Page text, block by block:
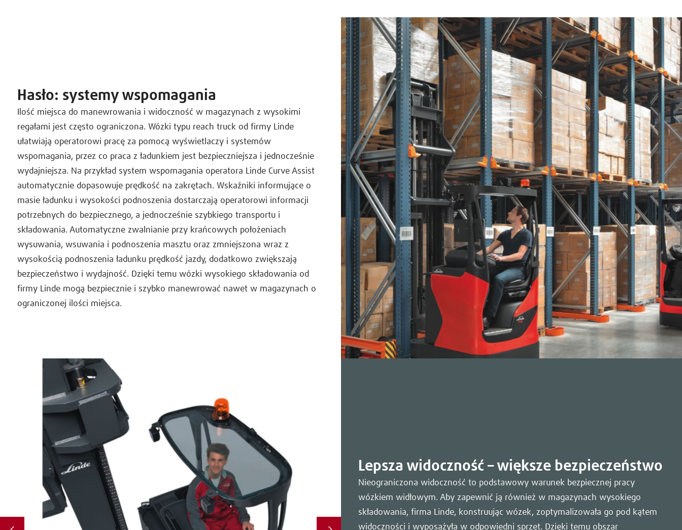
Hasło: systemy wspomagania
Ilość miejsca do manewrowania i widoczność w magazynach z wysokimi
regałami jest często ograniczona. Wózki typu reach truck od firmy Linde
ułatwiają operatorowi pracę za pomocą wyświetlaczy i systemów
wspomagania, przez co praca z ładunkiem jest bezpieczniejsza i jednocześnie
wydajniejsza. Na przykład system wspomagania operatora Linde Curve Assist
automatycznie dopasowuje prędkość na zakrętach. Wskaźniki informujące o
masie ładunku i wysokości podnoszenia dostarczają operatorowi informacji
potrzebnych do bezpiecznego, a jednocześnie szybkiego transportu i
składowania. Automatyczne zwalnianie przy krańcowych położeniach
wysuwania, wsuwania i podnoszenia masztu oraz zmniejszona wraz z
wysokością podnoszenia ładunku prędkość jazdy, dodatkowo zwiększają
bezpieczeństwo i wydajność. Dzięki temu wózki wysokiego składowania od
firmy Linde mogą bezpiecznie i szybko manewrować nawet w magazynach o
ograniczonej ilości miejsca.
Lepsza widoczność – większe bezpieczeństwo
Nieograniczona widoczność to podstawowy warunek bezpiecznej pracy
wózkiem widłowym. Aby zapewnić ją również w magazynach wysokiego
składowania, firma Linde, konstruując wózek, zoptymalizowała go pod kątem
widoczności i wyposażyła w odpowiedni sprzęt. Dzięki temu obszar